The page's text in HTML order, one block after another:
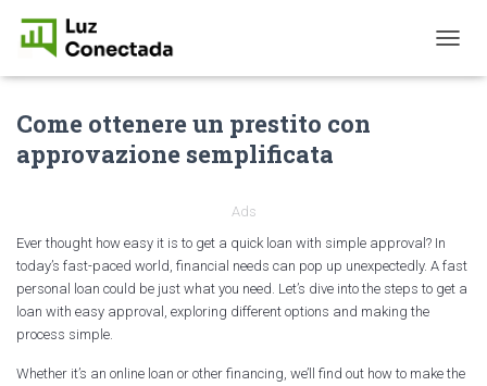
O
G
A
N
Come ottenere un prestito con
approvazione semplificata
Ads
Ever thought how easy it is to get a quick loan with simple approval? In
today’s fast-paced world, financial needs can pop up unexpectedly. A fast
personal loan could be just what you need. Let’s dive into the steps to get a
loan with easy approval, exploring different options and making the
process simple.
Whether it’s an online loan or other financing, we’ll find out how to make the